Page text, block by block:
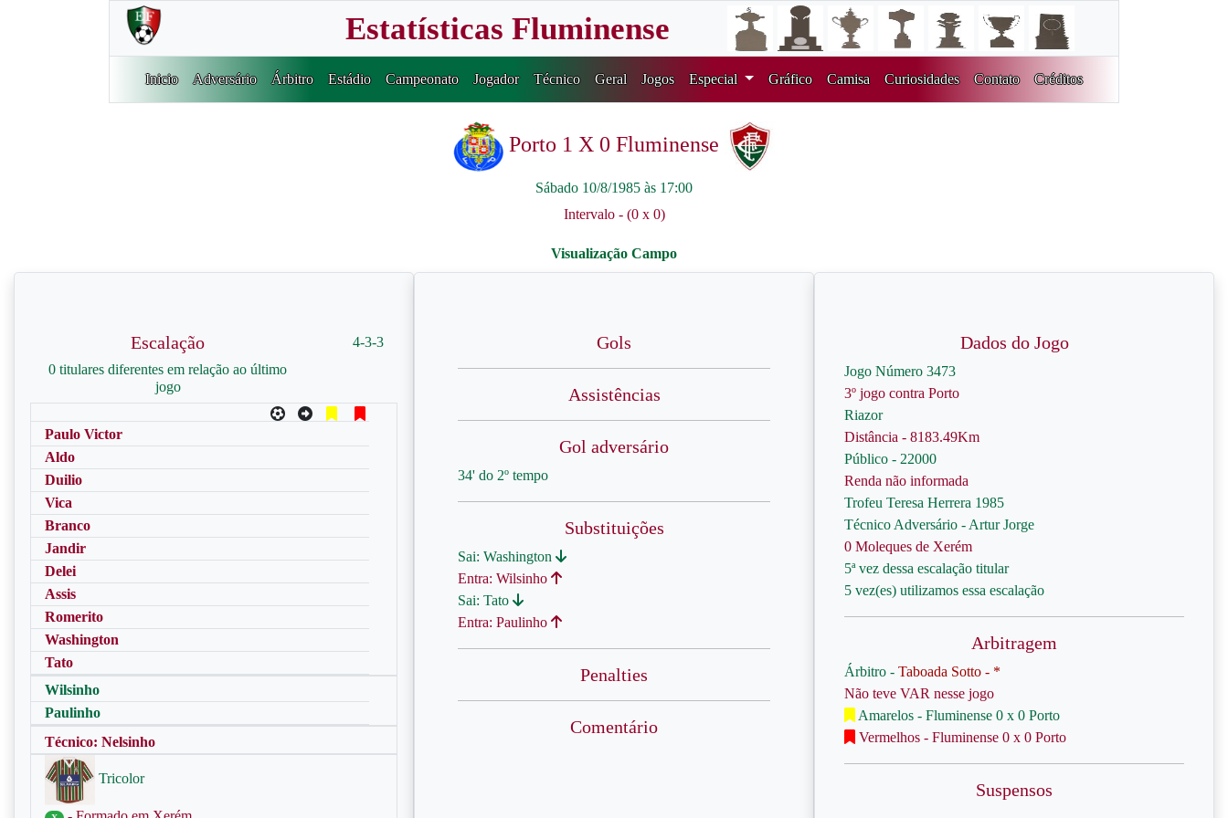
Estatísticas Fluminense
Inicio Adversário Árbitro Estádio Campeonato Jogador Técnico Geral Jogos Especial Gráfico Camisa Curiosidades Contato Créditos
Porto 1 X 0 Fluminense
Sábado 10/8/1985 às 17:00
Intervalo - (0 x 0)
Escalação
0 titulares diferentes em relação ao último
jogo
4-3-3
Paulo Victor
Aldo
Duilio
Vica
Branco
Jandir
Delei
Assis
Romerito
Washington
Tato
Wilsinho
Paulinho
Técnico: Nelsinho
Tricolor
Gols
Assistências
Gol adversário
34' do 2º tempo
Substituições
Sai: Washington
Entra: Wilsinho
Sai: Tato
Entra: Paulinho
Penalties
Comentário
Dados do Jogo
Jogo Número 3473
3º jogo contra Porto
Riazor
Distância - 8183.49Km
Público - 22000
Renda não informada
Trofeu Teresa Herrera 1985
Técnico Adversário - Artur Jorge
0 Moleques de Xerém
5ª vez dessa escalação titular
5 vez(es) utilizamos essa escalação
Arbitragem
Árbitro - Taboada Sotto - *
Não teve VAR nesse jogo
Amarelos - Fluminense 0 x 0 Porto
Vermelhos - Fluminense 0 x 0 Porto
Suspensos